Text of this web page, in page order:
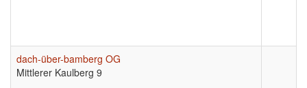
dach-über-bamberg OG
Mittlerer Kaulberg 9